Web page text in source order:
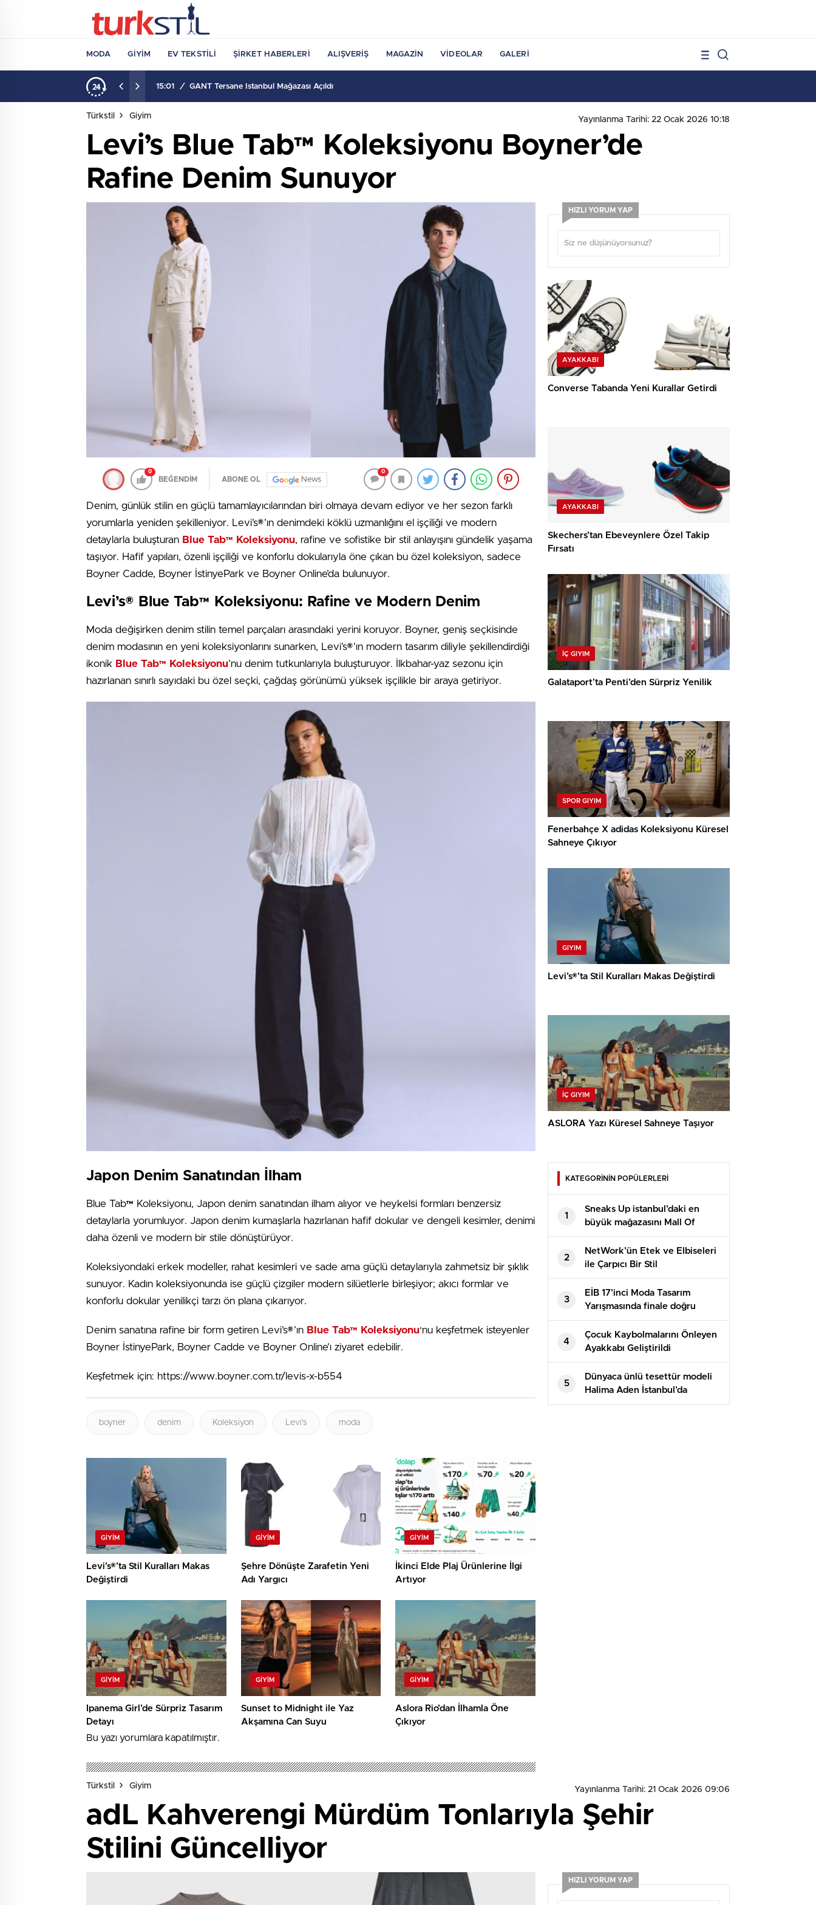
MODA GIYIM EV TEKSTILI ŞIRKET HABERLERI ALIŞVERIŞ MAGAZIN VIDEOLAR GALERI
15:01 / GANT Tersane İstanbul Mağazası Açıldı
Türkstil Giyim Yayınlanma Tarihi: 22 Ocak 2026 10:18
Levi’s Blue Tab™ Koleksiyonu Boyner’de
Rafine Denim Sunuyor
0
BEĞENDİM ABONE OL News
0
Denim, günlük stilin en güçlü tamamlayıcılarından biri olmaya devam ediyor ve her sezon farklı
yorumlarla yeniden şekilleniyor. Levi’s®’ın denimdeki köklü uzmanlığını el işçiliği ve modern
detaylarla buluşturan Blue Tab™ Koleksiyonu, rafine ve sofistike bir stil anlayışını gündelik yaşama
taşıyor. Hafif yapıları, özenli işçiliği ve konforlu dokularıyla öne çıkan bu özel koleksiyon, sadece
Boyner Cadde, Boyner İstinyePark ve Boyner Online’da bulunuyor.
Levi’s® Blue Tab™ Koleksiyonu: Rafine ve Modern Denim
Moda değişirken denim stilin temel parçaları arasındaki yerini koruyor. Boyner, geniş seçkisinde
denim modasının en yeni koleksiyonlarını sunarken, Levi’s®’ın modern tasarım diliyle şekillendirdiği
ikonik Blue Tab™ Koleksiyonu’nu denim tutkunlarıyla buluşturuyor. İlkbahar-yaz sezonu için
hazırlanan sınırlı sayıdaki bu özel seçki, çağdaş görünümü yüksek işçilikle bir araya getiriyor.
Japon Denim Sanatından İlham
Blue Tab™ Koleksiyonu, Japon denim sanatından ilham alıyor ve heykelsi formları benzersiz
detaylarla yorumluyor. Japon denim kumaşlarla hazırlanan hafif dokular ve dengeli kesimler, denimi
daha özenli ve modern bir stile dönüştürüyor.
Koleksiyondaki erkek modeller, rahat kesimleri ve sade ama güçlü detaylarıyla zahmetsiz bir şıklık
sunuyor. Kadın koleksiyonunda ise güçlü çizgiler modern silüetlerle birleşiyor; akıcı formlar ve
konforlu dokular yenilikçi tarzı ön plana çıkarıyor.
Denim sanatına rafine bir form getiren Levi’s®’ın Blue Tab™ Koleksiyonu‘nu keşfetmek isteyenler
Boyner İstinyePark, Boyner Cadde ve Boyner Online’ı ziyaret edebilir.
Keşfetmek için: https://www.boyner.com.tr/levis-x-b554
boyner denim Koleksiyon Levi’s moda
GIYIM
Levi’s®’ta Stil Kuralları Makas
Değiştirdi
GIYIM
Şehre Dönüşte Zarafetin Yeni
Adı Yargıcı
GIYIM
İkinci Elde Plaj Ürünlerine İlgi
Artıyor
GIYIM
Ipanema Girl’de Sürpriz Tasarım
Detayı
GIYIM
Sunset to Midnight ile Yaz
Akşamına Can Suyu
GIYIM
Aslora Rio’dan İlhamla Öne
Çıkıyor
Bu yazı yorumlara kapatılmıştır.
HIZLI YORUM YAP
AYAKKABI
Converse Tabanda Yeni Kurallar Getirdi
AYAKKABI
Skechers’tan Ebeveynlere Özel Takip
Fırsatı
İÇ GIYIM
Galataport’ta Penti’den Sürpriz Yenilik
SPOR GIYIM
Fenerbahçe X adidas Koleksiyonu Küresel
Sahneye Çıkıyor
GIYIM
Levi’s®’ta Stil Kuralları Makas Değiştirdi
İÇ GIYIM
ASLORA Yazı Küresel Sahneye Taşıyor
KATEGORİNİN POPÜLERLERİ
1
Sneaks Up istanbul’daki en
büyük mağazasını Mall Of
İstanbul’da açtı
2
NetWork’ün Etek ve Elbiseleri
ile Çarpıcı Bir Stil
3
EİB 17’inci Moda Tasarım
Yarışmasında finale doğru
4
Çocuk Kaybolmalarını Önleyen
Ayakkabı Geliştirildi
5
Dünyaca ünlü tesettür modeli
Halima Aden İstanbul’da
podyuma çıktı
Türkstil Giyim Yayınlanma Tarihi: 21 Ocak 2026 09:06
adL Kahverengi Mürdüm Tonlarıyla Şehir
Stilini Güncelliyor
HIZLI YORUM YAP